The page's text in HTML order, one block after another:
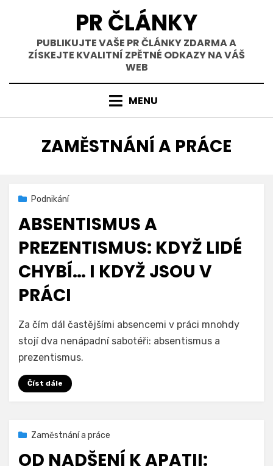
PR ČLÁNKY
PUBLIKUJTE VAŠE PR ČLÁNKY ZDARMA A
ZÍSKEJTE KVALITNÍ ZPĚTNÉ ODKAZY NA VÁŠ
WEB
MENU
RUBRIKA
:
ZAMĚSTNÁNÍ A PRÁCE
Zveřejněno
31. 3. 2026
Podnikání
ABSENTISMUS A
PREZENTISMUS: KDYŽ LIDÉ
CHYBÍ… I KDYŽ JSOU V
PRÁCI
Autor We Are For Humans
Přidat komentářna
a
jsou
v
Za čím dál častějšími absencemi v práci mnohdy
stojí dva nenápadní sabotéři: absentismus a
prezentismus.
Číst dále
Zveřejněno
31. 3. 2026
Zaměstnání a práce
OD NADŠENÍ K APATII: